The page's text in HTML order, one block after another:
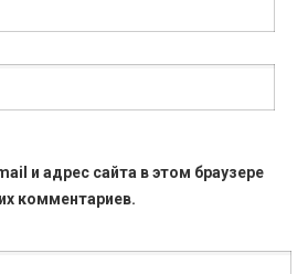
и адрес сайта в этом браузере
комментариев.